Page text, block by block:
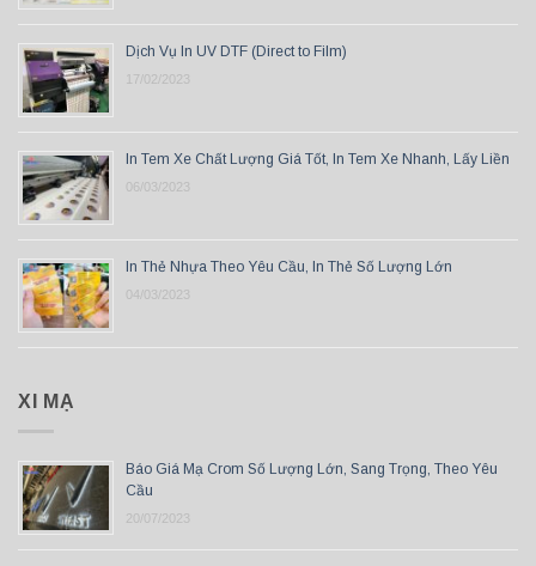
Dịch Vụ In UV DTF (Direct to Film)
17/02/2023
In Tem Xe Chất Lượng Giá Tốt, In Tem Xe Nhanh, Lấy Liền
06/03/2023
In Thẻ Nhựa Theo Yêu Cầu, In Thẻ Số Lượng Lớn
04/03/2023
XI MẠ
Báo Giá Mạ Crom Số Lượng Lớn, Sang Trọng, Theo Yêu
Cầu
20/07/2023